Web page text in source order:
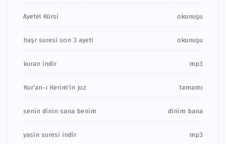
Ayetel Kürsi
okunuşu
haşr suresi son 3 ayeti
okunuşu
kuran indir
mp3
Kur'an-ı Kerim'in juz
tamamı
senin dinin sana benim
dinim bana
yasin suresi indir
mp3